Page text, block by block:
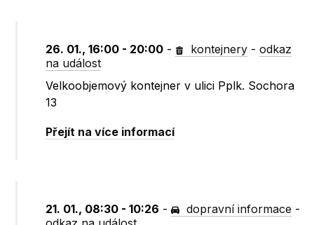
26. 01., 16:00 - 20:00 - kontejnery -odkaz
na událost
Velkoobjemový kontejner v ulici Pplk. Sochora
13
Přejít na více informací
21. 01., 08:30 - 10:26 - dopravní informace -